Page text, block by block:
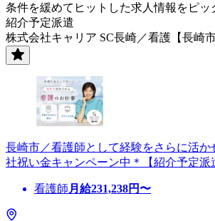
条件を緩めてヒットした求人情報をピッ
紹介予定派遣
株式会社キャリア SC長崎／看護【長崎市
長崎市／看護師として経験をさらに活か
社祝い金キャンペーン中＊【紹介予定派
看護師 月給231,238円〜